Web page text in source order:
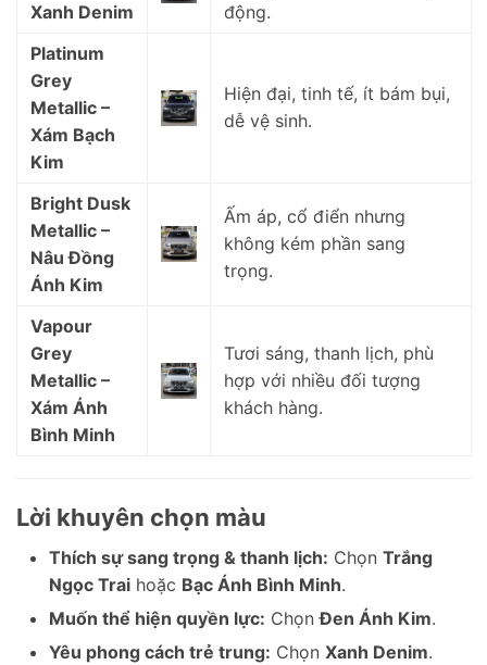
Xanh Denim
động.
Platinum
Grey
Metallic –
Xám Bạch
Kim
Hiện đại, tinh tế, ít bám bụi,
dễ vệ sinh.
Bright Dusk
Metallic –
Nâu Đồng
Ánh Kim
Ấm áp, cổ điển nhưng
không kém phần sang
trọng.
Vapour
Grey
Metallic –
Xám Ánh
Bình Minh
Tươi sáng, thanh lịch, phù
hợp với nhiều đối tượng
khách hàng.
Lời khuyên chọn màu
Thích sự sang trọng & thanh lịch: Chọn Trắng
Ngọc Trai hoặc Bạc Ánh Bình Minh.
Muốn thể hiện quyền lực: ChọnĐen Ánh Kim.
Yêu phong cách trẻ trung: Chọn Xanh Denim.